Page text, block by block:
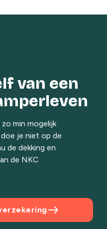
van een
min mogelijk
je niet op de
de dekking en
de NKC
east